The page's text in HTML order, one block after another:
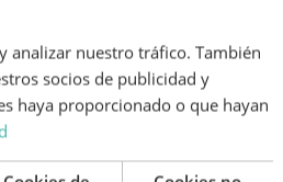
SPANISH
analizar nuestro tráfico. También
socios de publicidad y
haya proporcionado o que hayan